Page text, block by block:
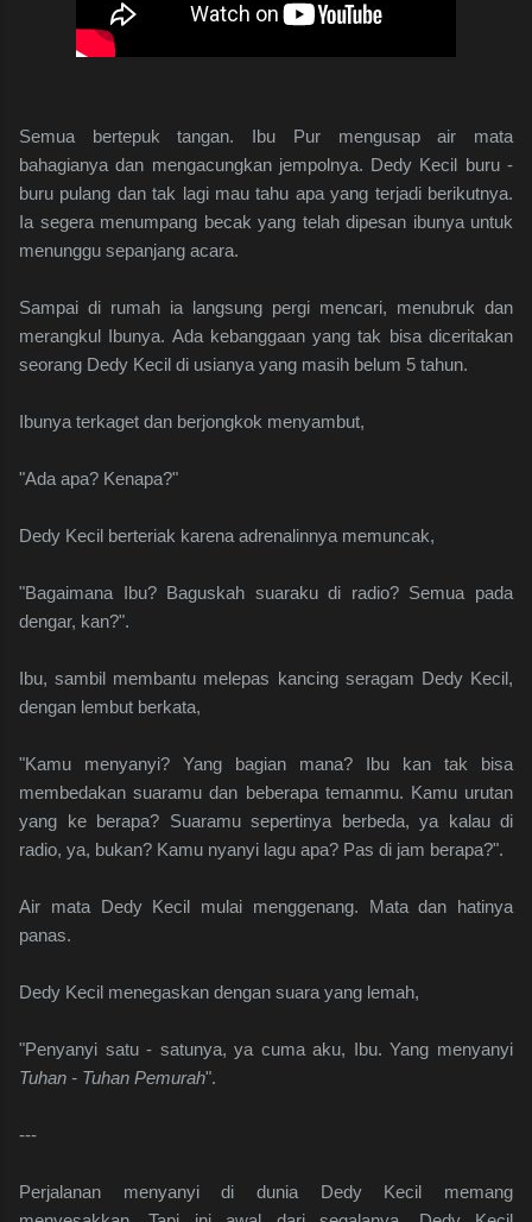
Semua bertepuk tangan. Ibu Pur mengusap air mata
bahagianya dan mengacungkan jempolnya. Dedy Kecil buru -
buru pulang dan tak lagi mau tahu apa yang terjadi berikutnya.
Ia segera menumpang becak yang telah dipesan ibunya untuk
menunggu sepanjang acara.
Sampai di rumah ia langsung pergi mencari, menubruk dan
merangkul Ibunya. Ada kebanggaan yang tak bisa diceritakan
seorang Dedy Kecil di usianya yang masih belum 5 tahun.
Ibunya terkaget dan berjongkok menyambut,
"Ada apa? Kenapa?"
Dedy Kecil berteriak karena adrenalinnya memuncak,
"Bagaimana Ibu? Baguskah suaraku di radio? Semua pada
dengar, kan?".
Ibu, sambil membantu melepas kancing seragam Dedy Kecil,
dengan lembut berkata,
"Kamu menyanyi? Yang bagian mana? Ibu kan tak bisa
membedakan suaramu dan beberapa temanmu. Kamu urutan
yang ke berapa? Suaramu sepertinya berbeda, ya kalau di
radio, ya, bukan? Kamu nyanyi lagu apa? Pas di jam berapa?".
Air mata Dedy Kecil mulai menggenang. Mata dan hatinya
panas.
Dedy Kecil menegaskan dengan suara yang lemah,
"Penyanyi satu - satunya, ya cuma aku, Ibu. Yang menyanyi
Tuhan - Tuhan Pemurah".
---
Perjalanan menyanyi di dunia Dedy Kecil memang